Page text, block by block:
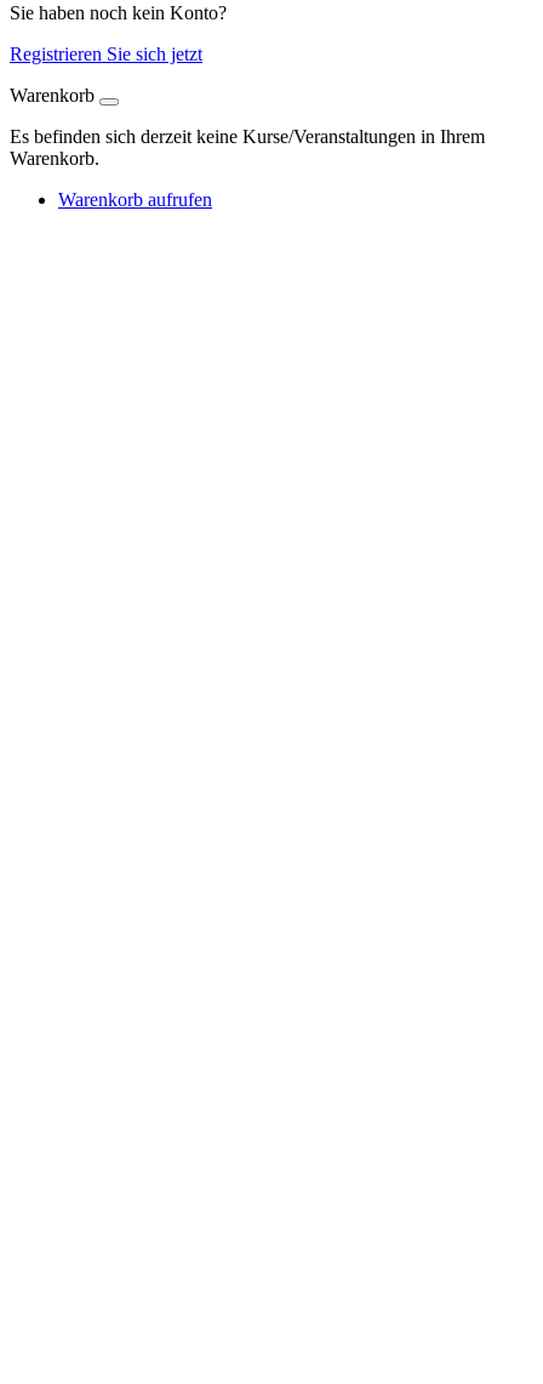
Sie haben noch kein Konto?
Registrieren Sie sich jetzt
Warenkorb
Es befinden sich derzeit keine Kurse/Veranstaltungen in Ihrem
Warenkorb.
Warenkorb aufrufen